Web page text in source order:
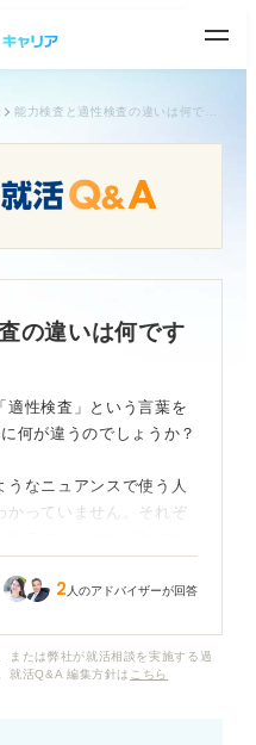
の違いは何です
適性検査」という言葉を
何が違うのでしょうか？
うなニュアンスで使う人
かっていません。それぞ
出るのか、それぞれのお
2 人のアドバイザーが回答
または弊社が就活相談を実施する過
就活Q&A 編集方針は こちら